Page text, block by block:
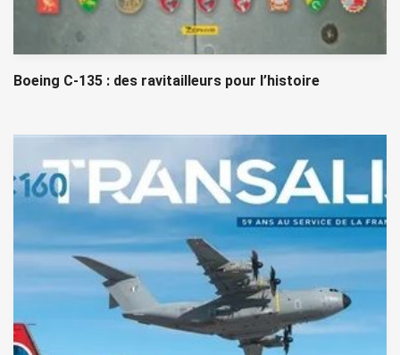
Boeing C-135 : des ravitailleurs pour l’histoire